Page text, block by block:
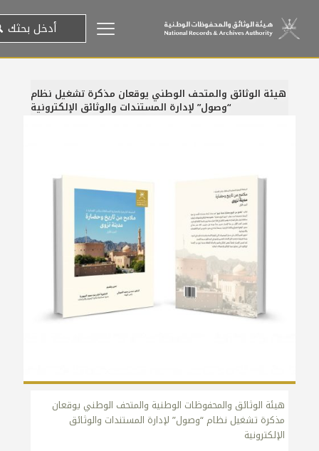
هيئة الوثائق والمتحف الوطني يوقعان مذكرة تشغيل نظام
“وصول” لإدارة المستندات والوثائق الإلكترونية
هيئة الوثائق والمحفوظات الوطنية والمتحف الوطني يوقعان
مذكرة تشغيل نظام “وصول” لإدارة المستندات والوثائق
الإلكترونية